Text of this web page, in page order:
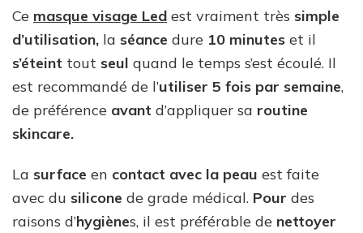
Ce masque visage Led est vraiment très simple
d’utilisation, la séance dure 10 minutes et il
s’éteint tout seul quand le temps s’est écoulé. Il
est recommandé de l’utiliser 5 fois par semaine,
de préférence avant d’appliquer sa routine
skincare.
La surface en contact avec la peau est faite
avec du silicone de grade médical. Pour des
raisons d’hygiènes, il est préférable de nettoyer